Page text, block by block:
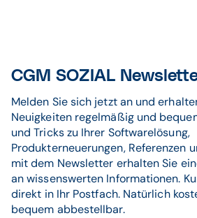
CGM SOZIAL
Melden Sie sich jetzt an und
Neuigkeiten regelmäßig und
und Tricks zu Ihrer Softwarelösung,
Produkterneuerungen, Referenzen
mit dem Newsletter erhalten Sie
an wissenswerten Informationen.
direkt in Ihr Postfach. Natürlich
bequem abbestellbar.